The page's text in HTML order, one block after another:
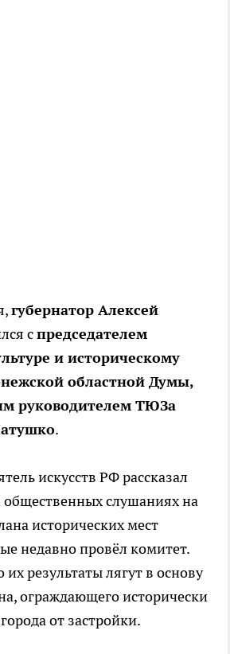
губернатор Алексей
спредседателем
и историческому
областной Думы,
руководителем ТЮЗа
.
искусств РФ рассказал
общественных слушаниях на
исторических мест
недавно провёл комитет.
их результаты лягут в основу
ограждающего исторически
от застройки.